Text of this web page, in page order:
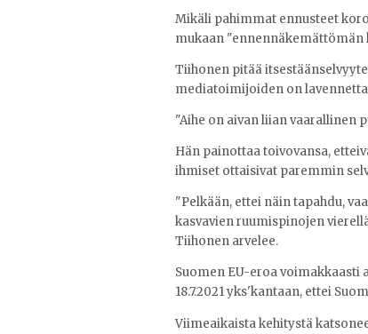
Mikäli pahimmat ennusteet
mukaan
Tiihonen pitää
mediatoimijoiden on
"Aihe on aivan liian vaarallinen
Hän painottaa toivovansa,
ihmiset ottaisivat paremmin
"Pelkään, ettei näin tapahdu,
kasvavien ruumispinojen
Tiihonen arvelee.
Suomen EU-eroa voimakkaasti
18.7.2021 yks'kantaan, ettei
Viimeaikaista kehitystä